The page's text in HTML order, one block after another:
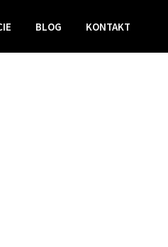
BLOG KONTAKT